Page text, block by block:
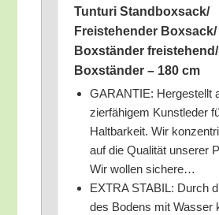
Tun­tu­ri Standboxsack/​
Freistehender Boxsack/​
Boxständer freistehend/​
Boxständer – 180 cm
GARANTIE: Her­ge­stellt
zier­fä­hi­gem Kunst­le­der
Halt­bar­keit. Wir
auf die Qua­li­tät unse­rer
Wir wol­len sichere…
EXTRA STABIL: Durch
des Bodens mit Was­ser